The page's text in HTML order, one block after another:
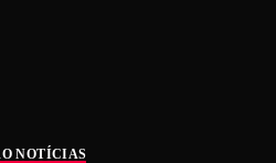
NOTÍCIAS